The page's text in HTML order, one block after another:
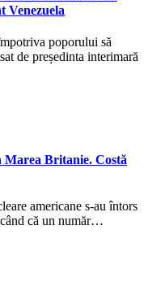
Venezuela
poporului să
de președinta interimară
Marea Britanie. Costă
americane s-au întors
că un număr…